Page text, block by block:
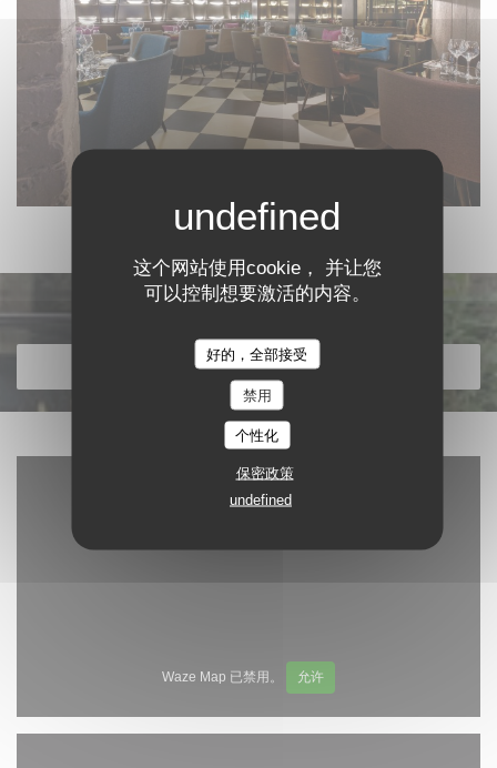
这个网站使用cookie， 并让您
可以控制想要激活的内容。
好的，全部接受
禁用
个性化
保密政策
undefined
发现我们的菜单
发现我们的菜单
Waze Map 已禁用。 允许